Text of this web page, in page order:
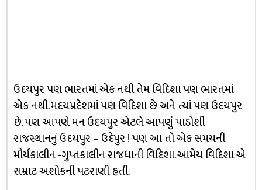
ઉદયપુર પણ ભારતમાં એક નથી તેમ વિદિશા પણ ભારતમાં
એક નથી. મદયપ્રદેશમાં પણ વિદિશા છે અને ત્યાં પણ ઉદયપુર
છે. પણ આપણે મન ઉદયપુર એટલે આપણું પાડોશી
રાજસ્થાનનું ઉદયપુર – ઉદેપુર ! પણ આ તો એક સમયની
મૌર્યકાલીન -ગુપ્તકાલીન રાજધાની વિદિશા. આમેય વિદિશા એ
સમ્રાટ અશોકની પટરાણી હતી.